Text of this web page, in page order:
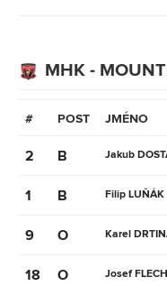
MHK -
# POST JMÉNO
2 B Jakub
1 B Filip LUŇÁK
9 O Karel
18 O Josef